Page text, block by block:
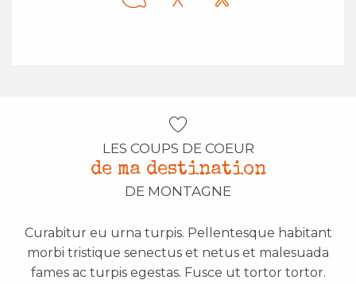
LES COUPS DE COEUR
de ma destination
DE MONTAGNE
Curabitur eu urna turpis. Pellentesque habitant
morbi tristique senectus et netus et malesuada
fames ac turpis egestas. Fusce ut tortor tortor.